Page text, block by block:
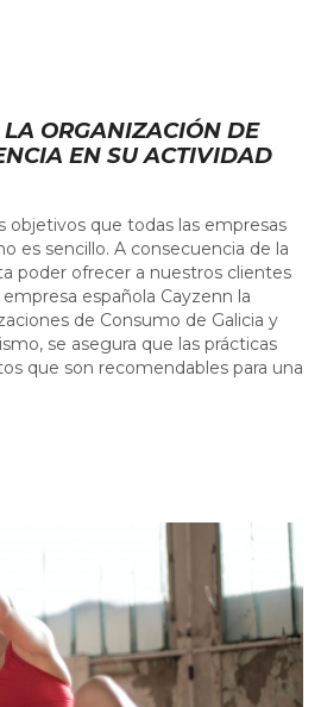
ORGANIZACIÓN DE
EN SU ACTIVIDAD
objetivos que todas las empresas
es sencillo. A consecuencia de la
poder ofrecer a nuestros clientes
española Cayzenn la
de Consumo de Galicia y
se asegura que las prácticas
que son recomendables para una